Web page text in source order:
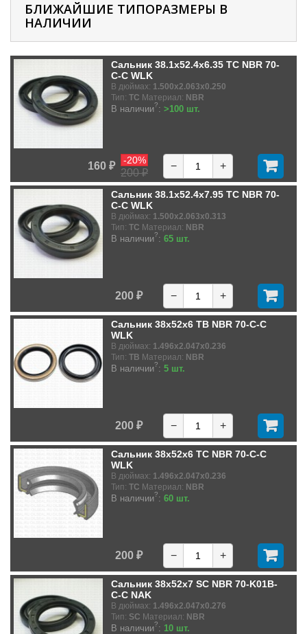
БЛИЖАЙШИЕ ТИПОРАЗМЕРЫ В
НАЛИЧИИ
Сальник 38.1x52.4x6.35 TC NBR 70-
C-C WLK
В дюймах: 1.500x2.063x0.250
Тип: TC Материал: NBR
В наличии?: >100 шт.
160 ₽
200 ₽
-20% − +
Сальник 38.1x52.4x7.95 TC NBR 70-
C-C WLK
В дюймах: 1.500x2.063x0.313
Тип: TC Материал: NBR
В наличии?: 65 шт.
200 ₽ − +
Сальник 38x52x6 TB NBR 70-C-C
WLK
В дюймах: 1.496x2.047x0.236
Тип: TB Материал: NBR
В наличии?: 5 шт.
200 ₽ − +
Сальник 38x52x6 TC NBR 70-C-C
WLK
В дюймах: 1.496x2.047x0.236
Тип: TC Материал: NBR
В наличии?: 60 шт.
200 ₽ − +
Сальник 38x52x7 SC NBR 70-K01B-
C-C NAK
В дюймах: 1.496x2.047x0.276
Тип: SC Материал: NBR
В наличии?: 10 шт.